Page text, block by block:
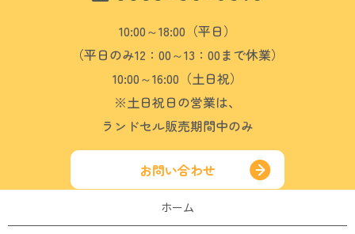
10:00～18:00（平日）
（平日のみ12：00～13：00まで休業）
10:00～16:00（土日祝）
※土日祝日の営業は、
ランドセル販売期間中のみ
お問い合わせ
ホーム